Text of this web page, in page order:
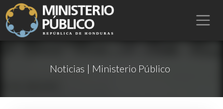
Noticias | Ministerio Público